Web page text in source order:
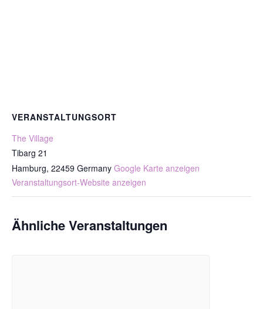
VERANSTALTUNGSORT
The Village
Tibarg 21
Hamburg, 22459 Germany Google Karte anzeigen
Veranstaltungsort-Website anzeigen
Ähnliche Veranstaltungen